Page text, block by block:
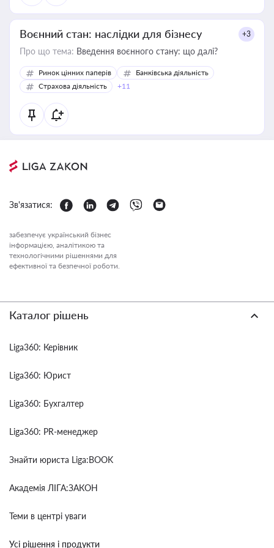
Воєнний стан: наслідки для бізнесу +3
Про що тема: Введення воєнного стану: що далі?
Ринок цінних паперів
Банківська діяльність
Страхова діяльність
+11
Зв'язатися:
забезпечує український бізнес
інформацією, аналітикою та
технологічними рішеннями для
ефективної та безпечної роботи.
Каталог рішень
Liga360: Керівник
Liga360: Юрист
Liga360: Бухгалтер
Liga360: PR-менеджер
Знайти юриста Liga:BOOK
Академія ЛІГА:ЗАКОН
Теми в центрі уваги
Усі рішення і продукти